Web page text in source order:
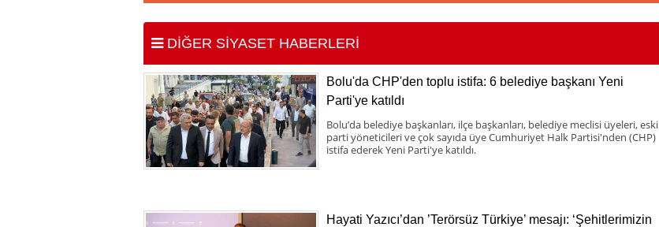
DİĞER SİYASET HABERLERİ
Bolu'da CHP'den toplu istifa: 6 belediye başkanı Yeni
Parti'ye katıldı
Bolu’da belediye başkanları, ilçe başkanları, belediye meclisi üyeleri, eski
parti yöneticileri ve çok sayıda üye Cumhuriyet Halk Partisi'nden (CHP)
istifa ederek Yeni Parti'ye katıldı.
Hayati Yazıcı’dan ’Terörsüz Türkiye’ mesajı: ‘Şehitlerimizin